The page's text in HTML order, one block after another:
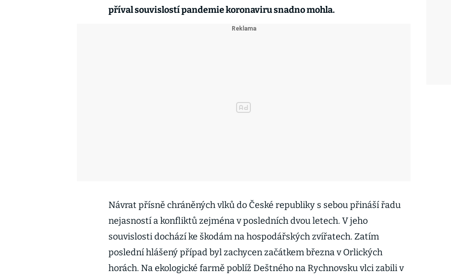
příval souvislostí pandemie koronaviru snadno mohla.
Návrat přísně chráněných vlků do České republiky s sebou přináší řadu
nejasností a konfliktů zejména v posledních dvou letech. V jeho
souvislosti dochází ke škodám na hospodářských zvířatech. Zatím
poslední hlášený případ byl zachycen začátkem března v Orlických
horách. Na ekologické farmě poblíž Deštného na Rychnovsku vlci zabili v